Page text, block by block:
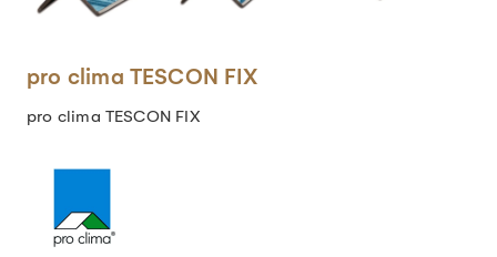
pro clima TESCON FIX
pro clima TESCON FIX